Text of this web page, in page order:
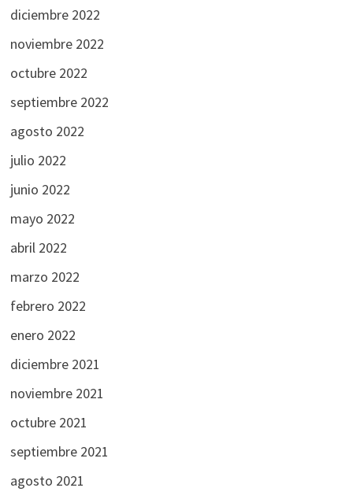
diciembre 2022
noviembre 2022
octubre 2022
septiembre 2022
agosto 2022
julio 2022
junio 2022
mayo 2022
abril 2022
marzo 2022
febrero 2022
enero 2022
diciembre 2021
noviembre 2021
octubre 2021
septiembre 2021
agosto 2021